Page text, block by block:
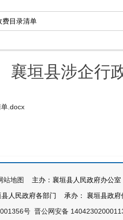
费目录清单
襄垣县涉企行
.docx
站地图
主办：襄垣县人民政府办公室
县人民政府各部门 承办： 襄垣县政
号 晋公网安备